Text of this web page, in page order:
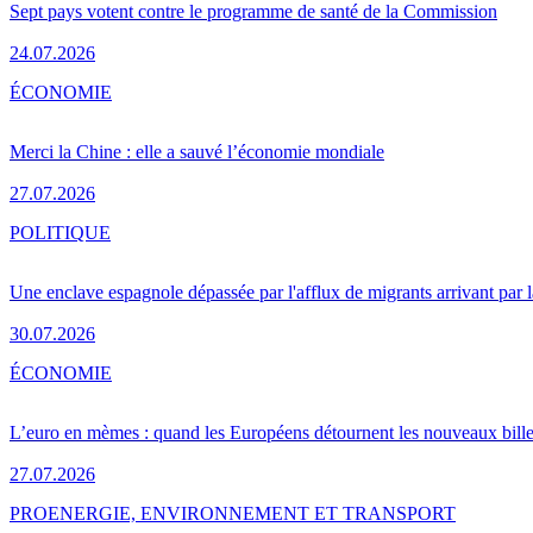
Sept pays votent contre le programme de santé de la Commission
24.07.2026
Merci la Chine : elle a sauvé l’économie mondiale
27.07.2026
ÉCONOMIE
Une enclave espagnole dépassée par l'afflux de migrants arrivant par
30.07.2026
POLITIQUE
L’euro en mèmes : quand les Européens détournent les nouveaux
27.07.2026
ÉCONOMIE
PROENERGIE, ENVIRONNEMENT ET TRANSPORT